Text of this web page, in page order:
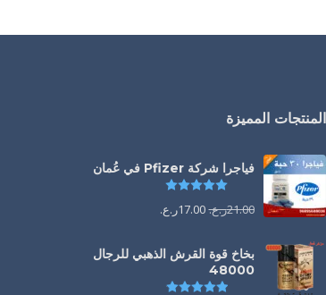
المنتجات المميزة
فياجرا شركة Pfizer في عُمان
21.00ر.ع. 17.00ر.ع.
بخاخ قوة القرش الذهبي للرجال
48000
تم التقييم